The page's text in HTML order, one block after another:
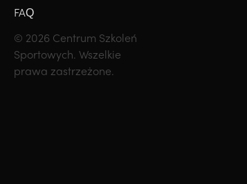
FAQ
© 2026 Centrum Szkoleń
Sportowych. Wszelkie
prawa zastrzeżone.